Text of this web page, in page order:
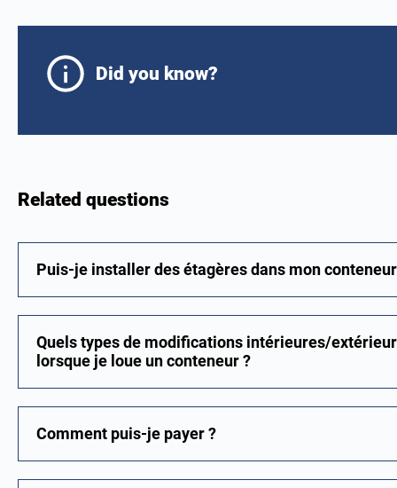
Did you know?
Related questions
Puis-je installer des étagères dans mon
Quels types de modifications intérieures/
lorsque je loue un conteneur ?
Comment puis-je payer ?